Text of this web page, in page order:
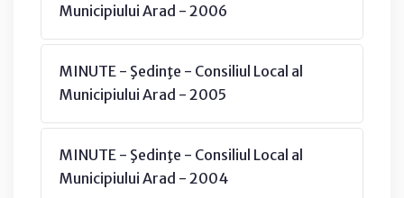
Municipiului Arad - 2006
MINUTE - Şedinţe - Consiliul Local al
Municipiului Arad - 2005
MINUTE - Şedinţe - Consiliul Local al
Municipiului Arad - 2004